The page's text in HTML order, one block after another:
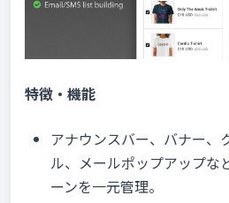
特徴・機能
アナウンスバー、バナー、
ル、メールポップアップな
ーンを一元管理。